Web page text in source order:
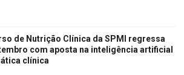
de Nutrição Clínica da SPMI regressa
com aposta na inteligência artificial
clínica